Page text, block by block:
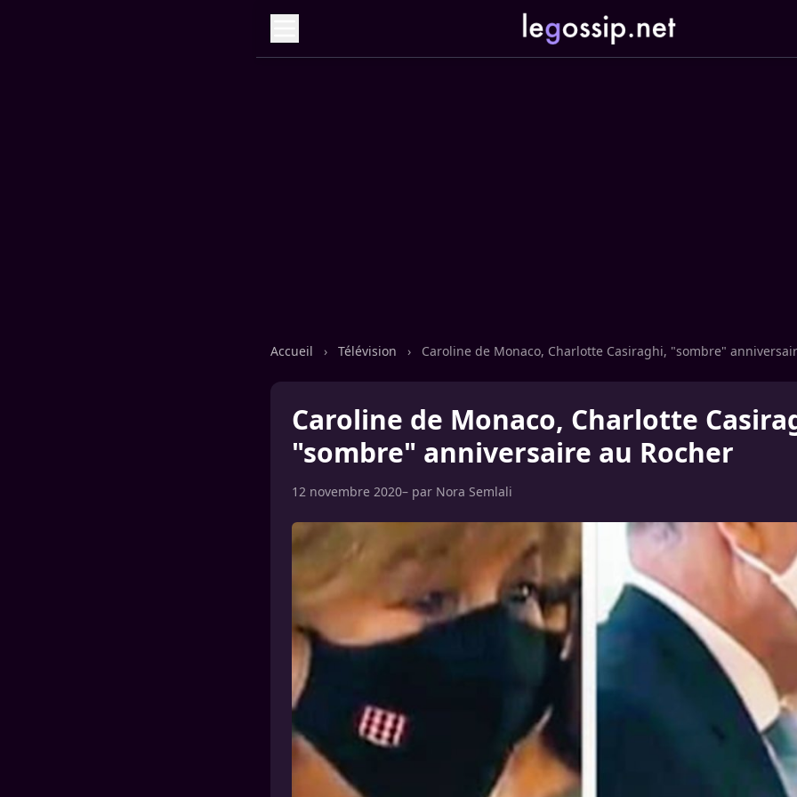
Accueil › Télévision › Caroline de Monaco, Charlotte Casiraghi, "sombre"
Caroline de Monaco, Charlotte
"sombre" anniversaire au Rocher
12 novembre 2020– par Nora Semlali